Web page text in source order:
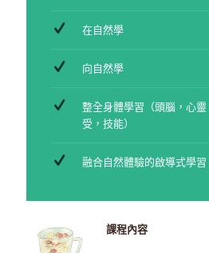
在自然學
向自然學
整全身體學習（頭腦，心
受，技能）
融合自然體驗的啟導式學習
課程內容